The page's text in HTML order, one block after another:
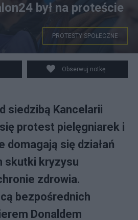
był na proteście
PROTESTY SPOŁECZNE
Obserwuj notkę
siedzibą Kancelarii
protest pielęgniarek i
domagają się działań
skutki kryzysu
zdrowia.
bezpośrednich
Donaldem